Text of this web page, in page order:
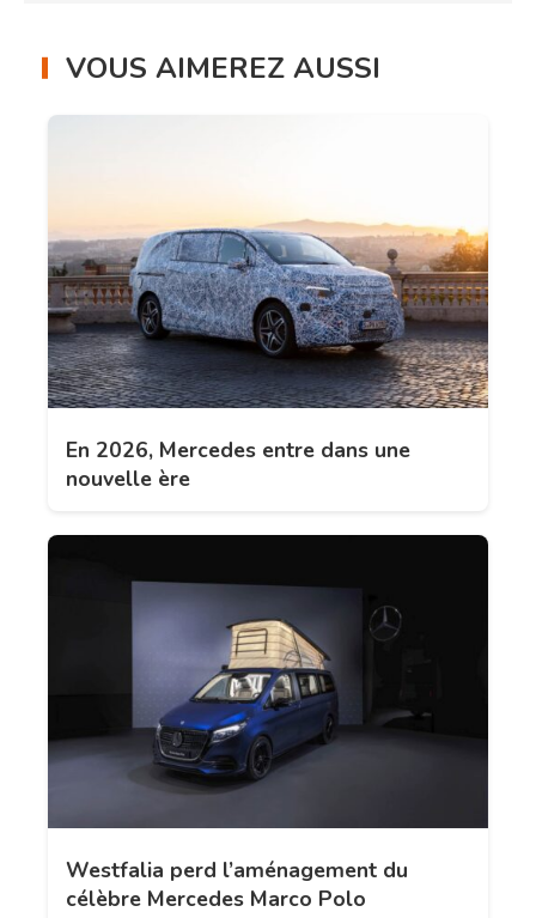
VOUS AIMEREZ AUSSI
En 2026, Mercedes entre dans une
nouvelle ère
Westfalia perd l’aménagement du
célèbre Mercedes Marco Polo